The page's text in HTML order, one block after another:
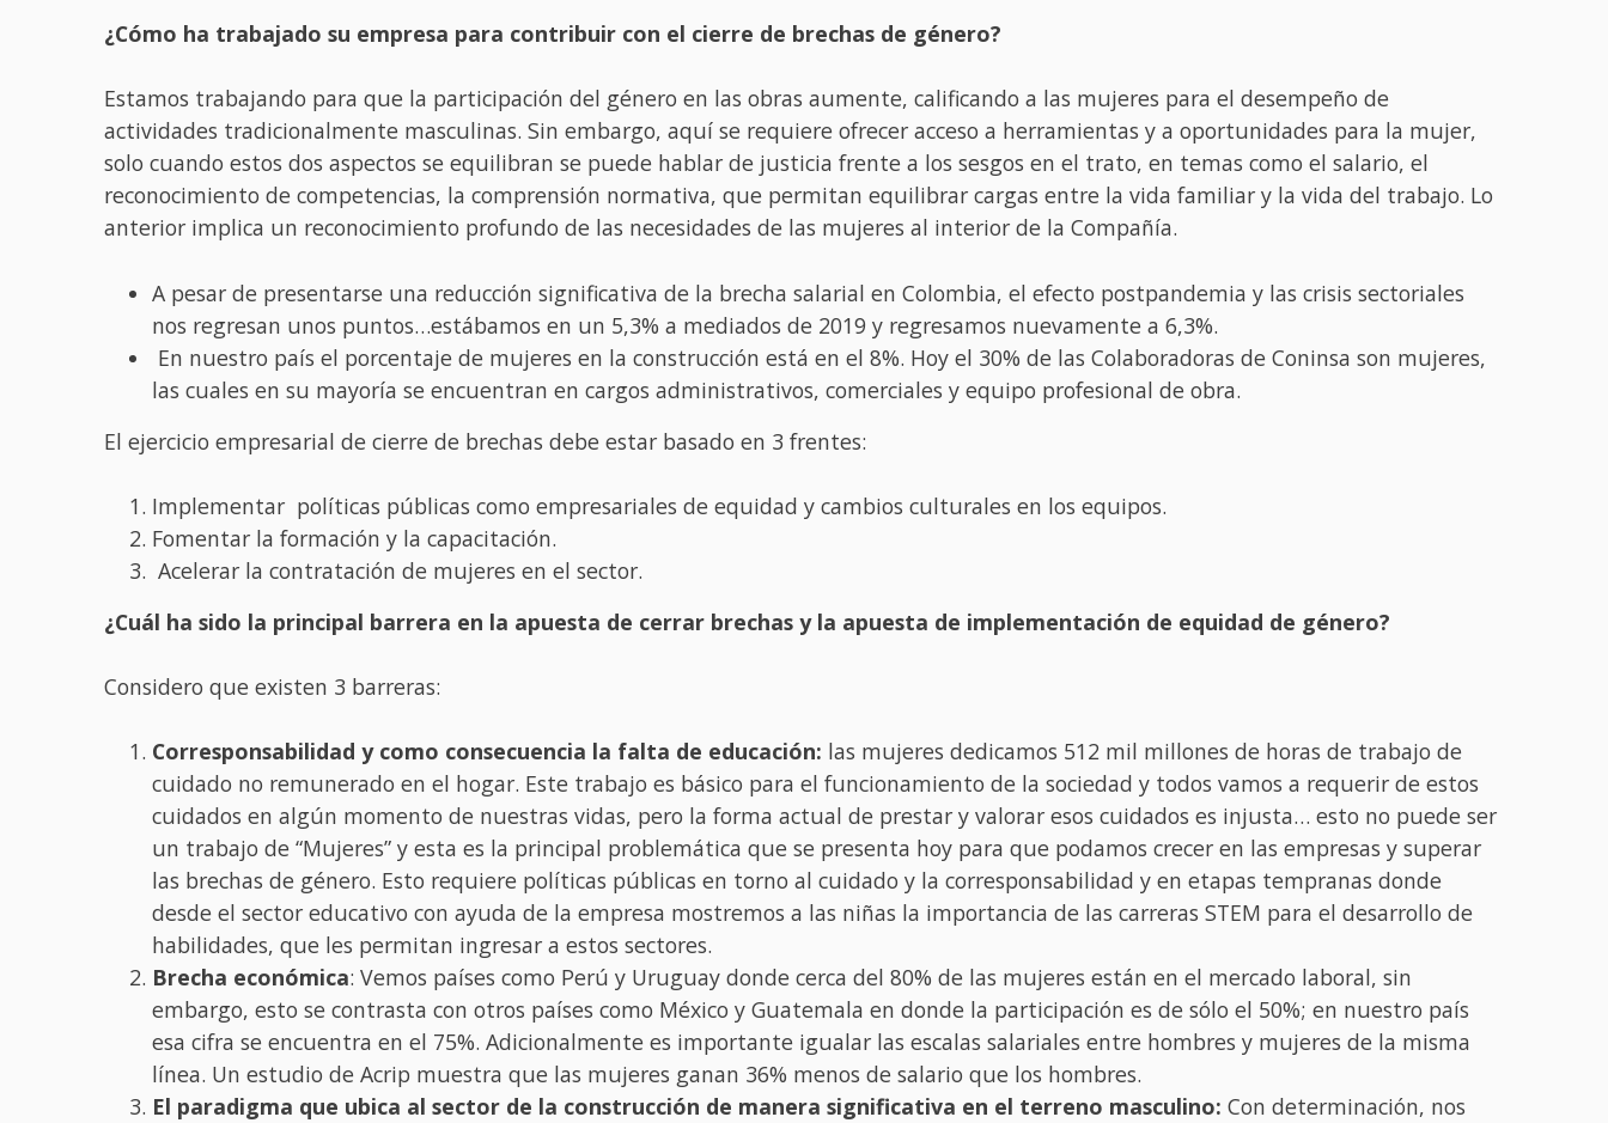
¿Cómo ha trabajado su empresa para contribuir con el cierre de brechas de género?
Estamos trabajando para que la participación del género en las obras aumente, calificando a las mujeres para el desempeño de
actividades tradicionalmente masculinas. Sin embargo, aquí se requiere ofrecer acceso a herramientas y a oportunidades para la mujer,
solo cuando estos dos aspectos se equilibran se puede hablar de justicia frente a los sesgos en el trato, en temas como el salario, el
reconocimiento de competencias, la comprensión normativa, que permitan equilibrar cargas entre la vida familiar y la vida del trabajo. Lo
anterior implica un reconocimiento profundo de las necesidades de las mujeres al interior de la Compañía.
A pesar de presentarse una reducción significativa de la brecha salarial en Colombia, el efecto postpandemia y las crisis sectoriales
nos regresan unos puntos…estábamos en un 5,3% a mediados de 2019 y regresamos nuevamente a 6,3%.
En nuestro país el porcentaje de mujeres en la construcción está en el 8%. Hoy el 30% de las Colaboradoras de Coninsa son mujeres,
las cuales en su mayoría se encuentran en cargos administrativos, comerciales y equipo profesional de obra.
El ejercicio empresarial de cierre de brechas debe estar basado en 3 frentes:
Implementar políticas públicas como empresariales de equidad y cambios culturales en los equipos.
Fomentar la formación y la capacitación.
Acelerar la contratación de mujeres en el sector.
¿Cuál ha sido la principal barrera en la apuesta de cerrar brechas y la apuesta de implementación de equidad de género?
Considero que existen 3 barreras:
Corresponsabilidad y como consecuencia la falta de educación: las mujeres dedicamos 512 mil millones de horas de trabajo de
cuidado no remunerado en el hogar. Este trabajo es básico para el funcionamiento de la sociedad y todos vamos a requerir de estos
cuidados en algún momento de nuestras vidas, pero la forma actual de prestar y valorar esos cuidados es injusta… esto no puede ser
un trabajo de “Mujeres” y esta es la principal problemática que se presenta hoy para que podamos crecer en las empresas y superar
las brechas de género. Esto requiere políticas públicas en torno al cuidado y la corresponsabilidad y en etapas tempranas donde
desde el sector educativo con ayuda de la empresa mostremos a las niñas la importancia de las carreras STEM para el desarrollo de
habilidades, que les permitan ingresar a estos sectores.
Brecha económica: Vemos países como Perú y Uruguay donde cerca del 80% de las mujeres están en el mercado laboral, sin
embargo, esto se contrasta con otros países como México y Guatemala en donde la participación es de sólo el 50%; en nuestro país
esa cifra se encuentra en el 75%. Adicionalmente es importante igualar las escalas salariales entre hombres y mujeres de la misma
línea. Un estudio de Acrip muestra que las mujeres ganan 36% menos de salario que los hombres.
El paradigma que ubica al sector de la construcción de manera significativa en el terreno masculino: Con determinación, nos